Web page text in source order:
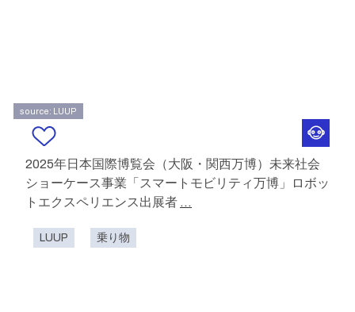
source: LUUP
2025年日本国際博覧会（大阪・関西万博）未来社会
ショーケース事業「スマートモビリティ万博」ロボッ
トエクスペリエンス出展者 ...
LUUP 乗り物